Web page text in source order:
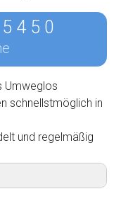
4 5 0
Umweglos
schnellstmöglich in
und regelmäßig